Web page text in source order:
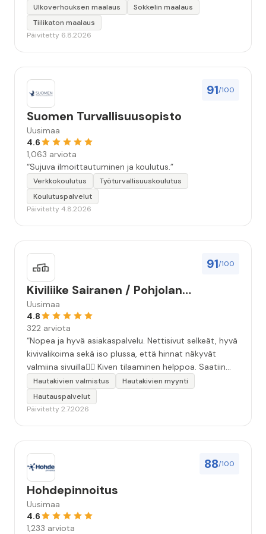
keskeyttämään n. 3 viikoksi. Maalaistulos on oikein
hyvä, yhteydenpito erinomaista, jälkityöt tehtiin
huolellisesti. Suosittelen. Erityiskiitos itse maalareille:
Ulkoverhouksen maalaus
Sokkelin maalaus
Tiilikaton maalaus
Päivitetty 6.8.2026
91/100
Suomen Turvallisuusopisto
Uusimaa
4.6
1,063 arviota
“Sujuva ilmoittautuminen ja koulutus.”
Verkkokoulutus
Työturvallisuuskoulutus
Koulutuspalvelut
Päivitetty 4.8.2026
91/100
Kiviliike Sairanen / Pohjolan
Muistokivi
Uusimaa
4.8
322 arviota
“Nopea ja hyvä asiakaspalvelu. Nettisivut selkeät, hyvä
kivivalikoima sekä iso plussa, että hinnat näkyvät
valmiina sivuilla👍🏻 Kiven tilaaminen helppoa. Saatiin
äidille kaunis, ammattitaidolla tehty kivi❤️ Kiitos!”
Hautakivien valmistus
Hautakivien myynti
Hautauspalvelut
Päivitetty 2.7.2026
88/100
Hohdepinnoitus
Uusimaa
4.6
1,233 arviota